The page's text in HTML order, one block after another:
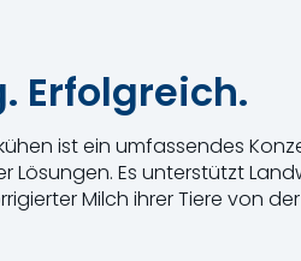
Erfolgreich.
ist ein umfassendes
Es unterstützt
Milch ihrer Tiere von